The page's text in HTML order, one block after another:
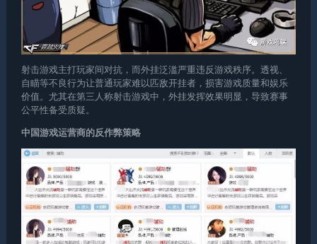
射击游戏主打玩家间对抗，而外挂泛滥严重违反游戏秩序。透视、
自瞄等不良行为让普通玩家难以匹敌开挂者，损害游戏质量和娱乐
价值。尤其在第三人称射击游戏中，外挂发挥效果明显，导致赛事
公平性备受质疑。
中国游戏运营商的反作弊策略